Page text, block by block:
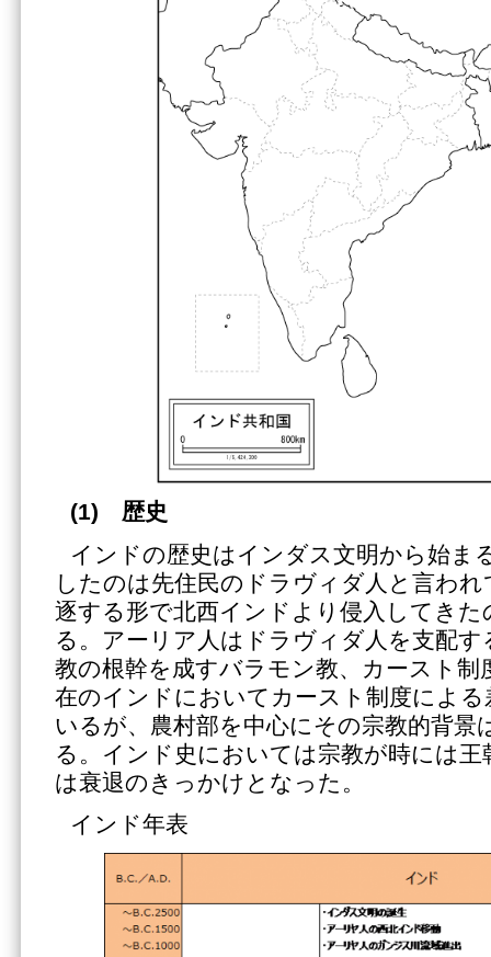
(1) 歴史
インドの歴史はインダス文明から始ま
したのは先住民のドラヴィダ人と言わ
逐する形で北西インドより侵入してき
る。アーリア人はドラヴィダ人を支配
教の根幹を成すバラモン教、カースト制
在のインドにおいてカースト制度によ
いるが、農村部を中心にその宗教的背景
る。インド史においては宗教が時には王
は衰退のきっかけとなった。
インド年表